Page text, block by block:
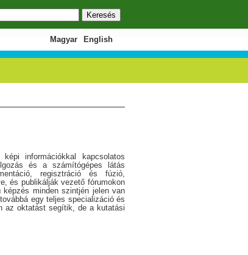
űrlap
English
Magyar
információkkal kapcsolatos
és a számítógépes látás
regisztráció és fúzió,
és publikálják vezető fórumokon
minden szintjén jelen van
egy teljes specializáció és
az oktatást segítik, de a kutatási